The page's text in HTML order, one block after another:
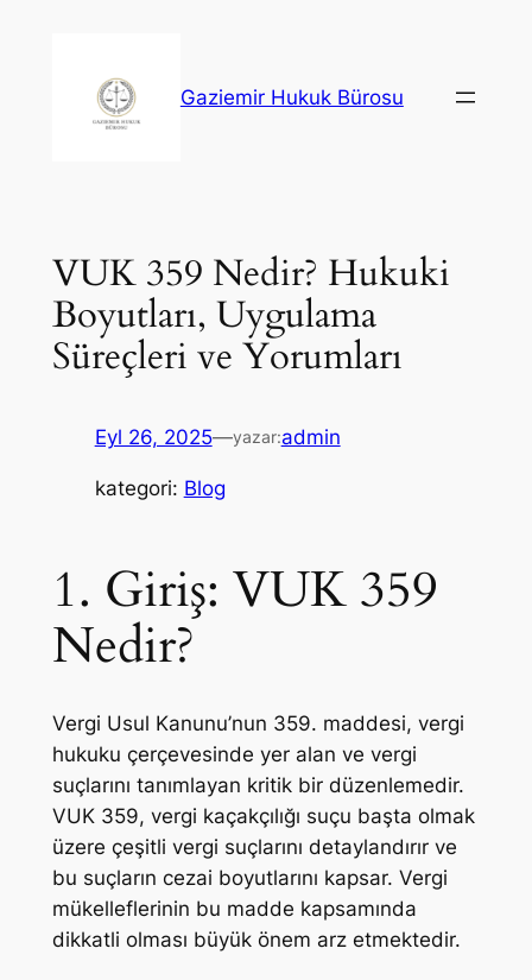
Gaziemir Hukuk Bürosu
VUK 359 Nedir? Hukuki
Boyutları, Uygulama
Süreçleri ve Yorumları
Eyl 26, 2025—yazar:admin
kategori: Blog
1. Giriş: VUK 359
Nedir?
Vergi Usul Kanunu’nun 359. maddesi, vergi
hukuku çerçevesinde yer alan ve vergi
suçlarını tanımlayan kritik bir düzenlemedir.
VUK 359, vergi kaçakçılığı suçu başta olmak
üzere çeşitli vergi suçlarını detaylandırır ve
bu suçların cezai boyutlarını kapsar. Vergi
mükelleflerinin bu madde kapsamında
dikkatli olması büyük önem arz etmektedir.